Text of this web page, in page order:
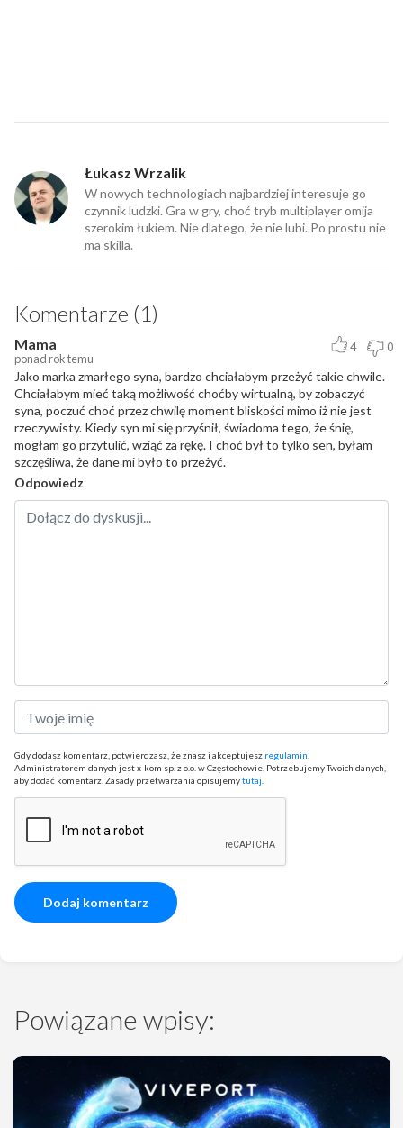
Łukasz Wrzalik
W nowych technologiach najbardziej interesuje go
czynnik ludzki. Gra w gry, choć tryb multiplayer omija
szerokim łukiem. Nie dlatego, że nie lubi. Po prostu nie
ma skilla.
Komentarze (1)
Mama
ponad rok temu
4 0
Jako marka zmarłego syna, bardzo chciałabym przeżyć takie chwile.
Chciałabym mieć taką możliwość choćby wirtualną, by zobaczyć
syna, poczuć choć przez chwilę moment bliskości mimo iż nie jest
rzeczywisty. Kiedy syn mi się przyśnił, świadoma tego, że śnię,
mogłam go przytulić, wziąć za rękę. I choć był to tylko sen, byłam
szczęśliwa, że dane mi było to przeżyć.
Odpowiedz
Gdy dodasz komentarz, potwierdzasz, że znasz i akceptujesz regulamin
Administratorem danych jest x-kom sp. z o.o. w Częstochowie. Potrzebujemy Twoich danych,
aby dodać komentarz. Zasady przetwarzania opisujemytutaj
Powiązane wpisy: